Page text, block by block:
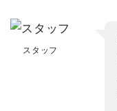
スタッフ